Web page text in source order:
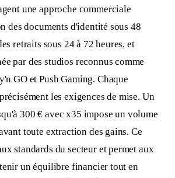
une approche commerciale
des documents d'identité sous 48
retraits sous 24 à 72 heures, et
par des studios reconnus comme
GO et Push Gaming. Chaque
les exigences de mise. Un
300 € avec x35 impose un volume
toute extraction des gains. Ce
standards du secteur et permet aux
un équilibre financier tout en